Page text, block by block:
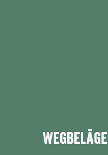
Wegbeläge